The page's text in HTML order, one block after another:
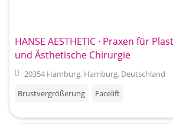
HANSE AESTHETIC · Praxen für
und Ästhetische Chirurgie
20354 Hamburg, Hamburg, Deutschland
Brustvergrößerung
Facelift